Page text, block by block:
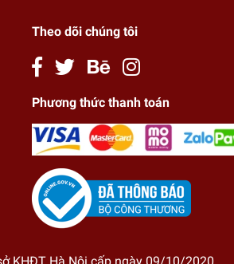
Theo dõi chúng tôi
Phương thức thanh toán